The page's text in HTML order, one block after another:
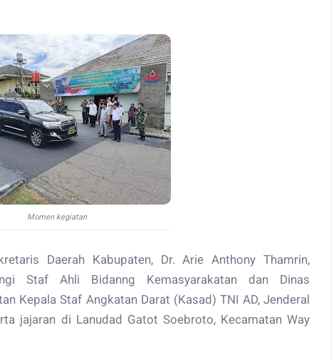
Momen kegiatan
Daerah Kabupaten, Dr. Arie Anthony Thamrin,
Staf Ahli Bidanng Kemasyarakatan dan Dinas
Kepala Staf Angkatan Darat (Kasad) TNI AD, Jenderal
jajaran di Lanudad Gatot Soebroto, Kecamatan Way